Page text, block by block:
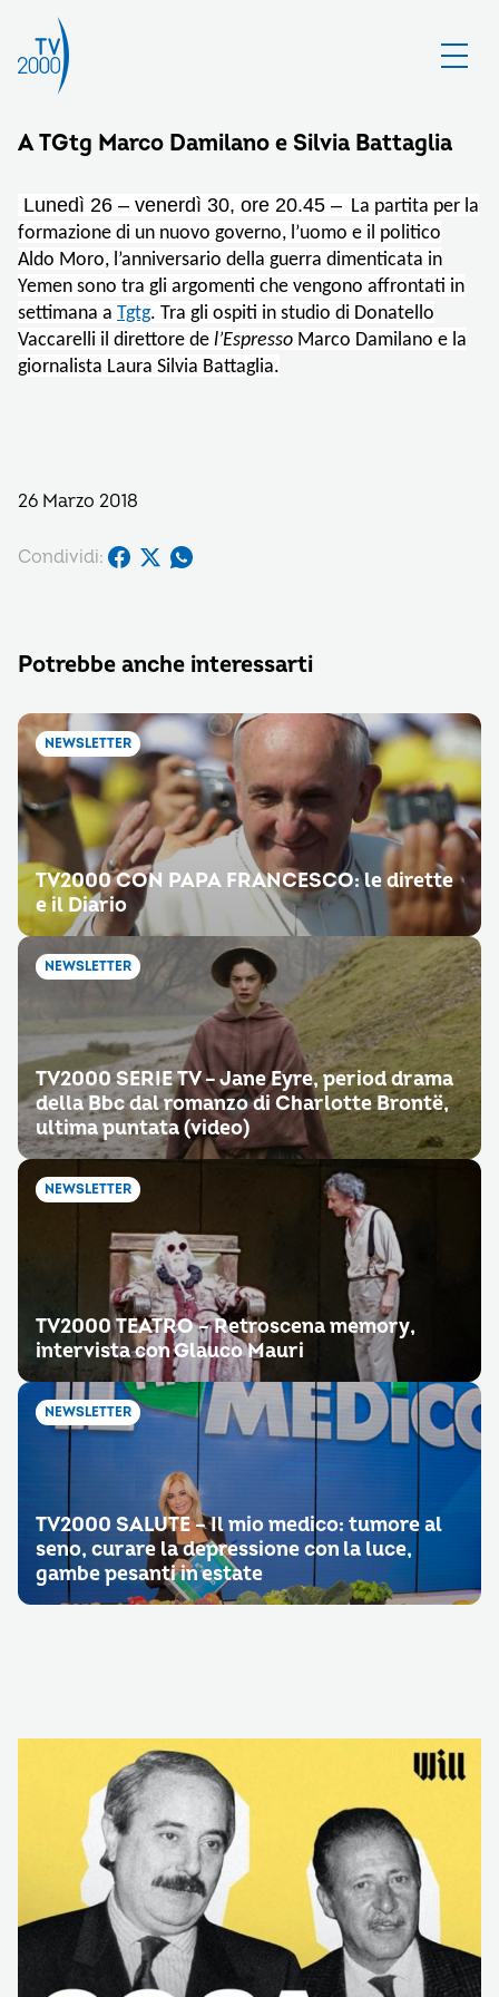
A TGtg Marco Damilano e Silvia Battaglia
Lunedì 26 – venerdì 30, ore 20.45 – La partita per la
formazione di un nuovo governo, l’uomo e il politico
Aldo Moro, l’anniversario della guerra dimenticata in
Yemen sono tra gli argomenti che vengono affrontati in
settimana a Tgtg. Tra gli ospiti in studio di Donatello
Vaccarelli il direttore de l’Espresso Marco Damilano e la
giornalista Laura Silvia Battaglia.
26 Marzo 2018
Condividi:
Potrebbe anche interessarti
NEWSLETTER
TV2000 CON PAPA FRANCESCO: le dirette
e il Diario
NEWSLETTER
TV2000 SERIE TV – Jane Eyre, period drama
della Bbc dal romanzo di Charlotte Brontë,
ultima puntata (video)
NEWSLETTER
TV2000 TEATRO – Retroscena memory,
intervista con Glauco Mauri
NEWSLETTER
TV2000 SALUTE – Il mio medico: tumore al
seno, curare la depressione con la luce,
gambe pesanti in estate